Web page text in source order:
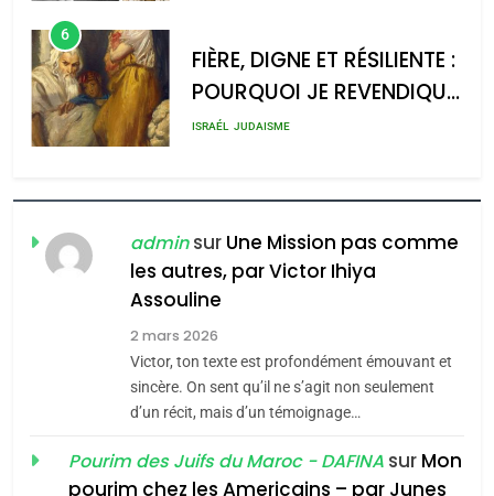
6
FIÈRE, DIGNE ET RÉSILIENTE :
POURQUOI JE REVENDIQUE
MA JUDAÏTE par Thérèse
ISRAÉL JUDAISME
CE QUI NOUS MANQUE –
Jacques Hadida
JUDAISME
Maroc : Les amandes de
Tafraout, le miel de Tadla
Azilal consacrés produits
du terroir
DAFINA MAROC
adminsur Une Mission pas comme
les autres, par Victor Ihiya
Assouline
2 mars 2026
Victor, ton texte est profondément émouvant et
sincère. On sent qu’il ne s’agit non seulement
d’un récit, mais d’un témoignage…
Pourim des Juifs du Maroc - DAFINA sur Mon
pourim chez les Americains – par Junes